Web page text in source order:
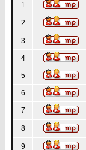
1
2
3
4
5
6
7
8
9